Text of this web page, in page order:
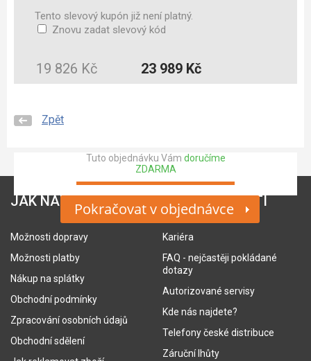
Tento slevový kupón již není platný.
Znovu zadat slevový kód
19 826 Kč 23 989 Kč
Zpět
Tuto objednávku Vám doručíme
ZDARMA
Pokračovat v objednávce
JAK NAKUPOVAT
Možnosti dopravy
Možnosti platby
Nákup na splátky
Obchodní podmínky
Zpracování osobních údajů
Obchodní sdělení
O SPOLEČNOSTI
Kariéra
FAQ - nejčastěji pokládané
dotazy
Autorizované servisy
Kde nás najdete?
Telefony české distribuce
Záruční lhůty